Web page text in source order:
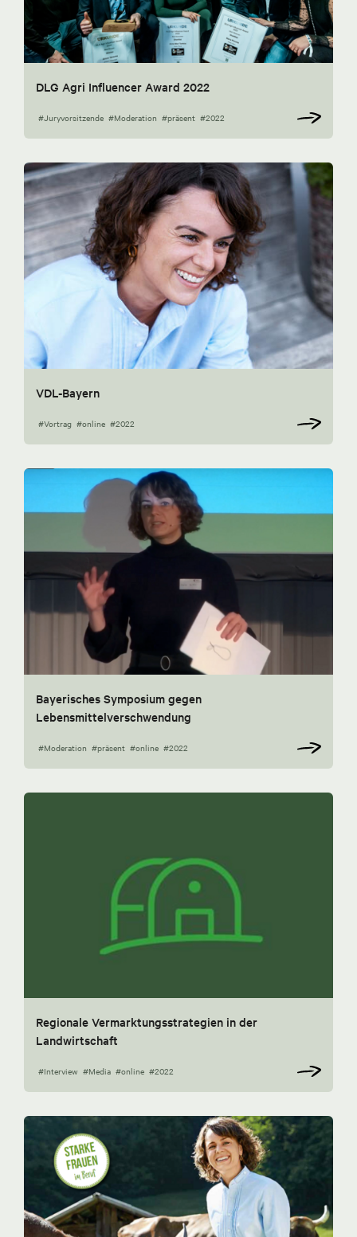
DLG Agri Influencer Award 2022
#Juryvorsitzende #Moderation #präsent #2022
VDL-Bayern
#Vortrag #online #2022
Bayerisches Symposium gegen
Lebensmittelverschwendung
#Moderation #präsent #online #2022
Regionale Vermarktungsstrategien in der
Landwirtschaft
#Interview #Media #online #2022